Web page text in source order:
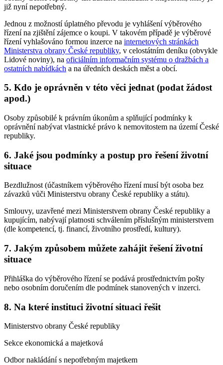
již nyní nepotřebný.
Jednou z možností úplatného převodu je vyhlášení výběrového
řízení na zjištění zájemce o koupi. V takovém případě je výběrové
řízení vyhlašováno formou inzerce na internetových stránkách
Ministerstva obrany České republiky, v celostátním deníku (obvykle
Lidové noviny), na oficiálním informačním systému o dražbách a
ostatních nabídkách a na úředních deskách měst a obcí.
5. Kdo je oprávněn v této věci jednat (podat žádost
apod.)
Osoby způsobilé k právním úkonům a splňující podmínky k
oprávnění nabývat vlastnické právo k nemovitostem na území České
republiky.
6. Jaké jsou podmínky a postup pro řešení životní
situace
Bezdlužnost (účastníkem výběrového řízení musí být osoba bez
závazků vůči Ministerstvu obrany České republiky a státu).
Smlouvy, uzavřené mezi Ministerstvem obrany České republiky a
kupujícím, nabývají platnosti schválením příslušným ministerstvem
(dle kompetencí, tj. financí, životního prostředí, kultury).
7. Jakým způsobem můžete zahájit řešení životní
situace
Přihláška do výběrového řízení se podává prostřednictvím pošty
nebo osobním doručením dle podmínek stanovených v inzerci.
8. Na které instituci životní situaci řešit
Ministerstvo obrany České republiky
Sekce ekonomická a majetková
Odbor nakládání s nepotřebným majetkem